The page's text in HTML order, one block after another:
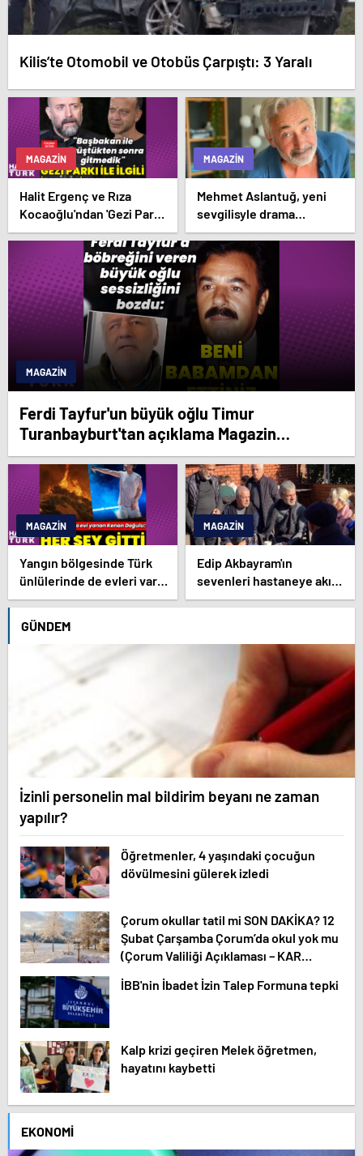
Kilis’te Otomobil ve Otobüs Çarpıştı: 3 Yaralı
MAGAZIN
Halit Ergenç ve Rıza
Kocaoğlu'ndan 'Gezi Parkı'
ifadesi – Magazin
MAGAZIN
Mehmet Aslantuğ, yeni
sevgilisyle drama
çalışmalarında tanıştı –
Magazin haberleri
MAGAZIN
Ferdi Tayfur'un büyük oğlu Timur
Turanbayburt'tan açıklama Magazin
haberleri
MAGAZIN
Yangın bölgesinde Türk
ünlülerinde de evleri var –
Magazin haberleri
MAGAZIN
Edip Akbayram'ın
sevenleri hastaneye akın
ediyor – Magazin
GÜNDEM
İzinli personelin mal bildirim beyanı ne zaman
yapılır?
Öğretmenler, 4 yaşındaki çocuğun
dövülmesini gülerek izledi
Çorum okullar tatil mi SON DAKİKA? 12
Şubat Çarşamba Çorum’da okul yok mu
(Çorum Valiliği Açıklaması – KAR
İBB'nin İbadet İzin Talep Formuna tepki
Kalp krizi geçiren Melek öğretmen,
hayatını kaybetti
EKONOMI